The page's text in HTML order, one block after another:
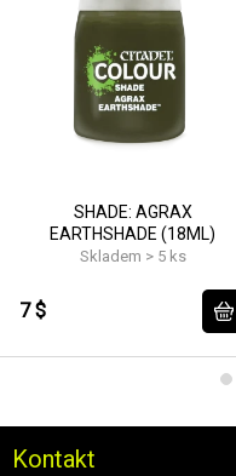
SHADE: AGRAX
EARTHSHADE (18ML)
Skladem > 5 ks
7 $
Kontakt